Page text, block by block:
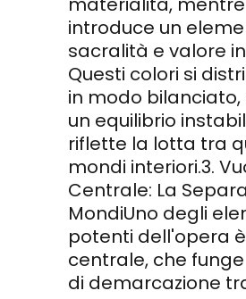
introduce un
sacralità e valore
Questi colori si
in modo
un equilibrio
riflette la lotta tra
mondi interiori.3.
Centrale: La
MondiUno degli
potenti dell'opera
centrale, che
di demarcazione